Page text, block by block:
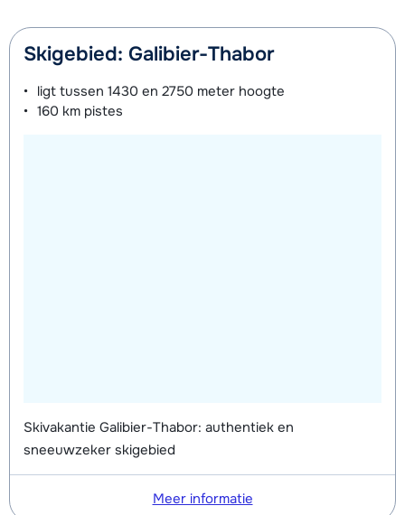
Skigebied: Galibier-Thabor
ligt tussen 1430 en 2750 meter hoogte
160 km pistes
Skivakantie Galibier-Thabor: authentiek en
sneeuwzeker skigebied
Meer informatie